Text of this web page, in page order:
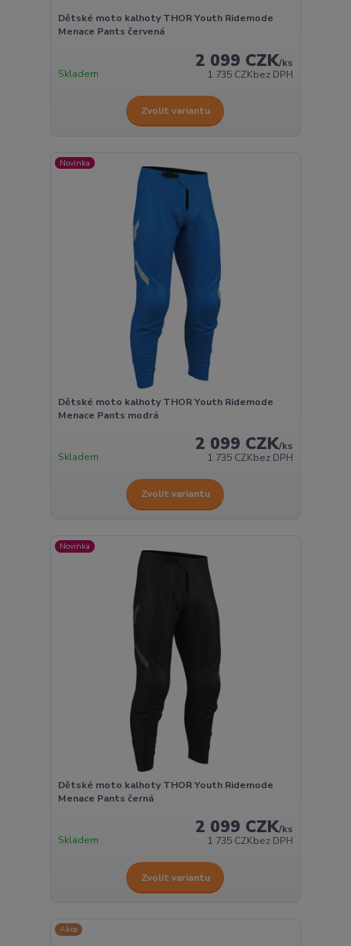
Dětské moto kalhoty THOR Youth Ridemode
Menace Pants červená
2 099 CZK/ks
1 735 CZKbez DPH
Skladem
Zvolit variantu
Novinka
Dětské moto kalhoty THOR Youth Ridemode
Menace Pants modrá
2 099 CZK/ks
1 735 CZKbez DPH
Skladem
Zvolit variantu
Novinka
Dětské moto kalhoty THOR Youth Ridemode
Menace Pants černá
2 099 CZK/ks
1 735 CZKbez DPH
Skladem
Zvolit variantu
Akce